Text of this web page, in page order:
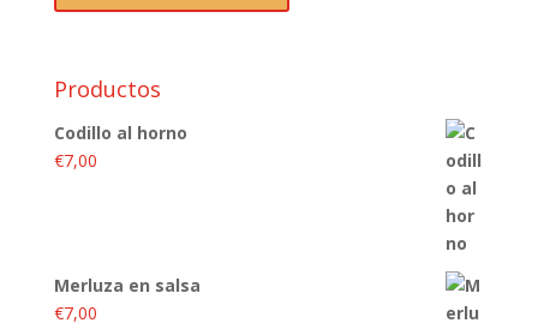
Productos
Codillo al horno
€7,00
Merluza en salsa
€7,00